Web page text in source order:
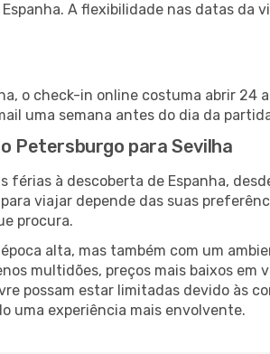
A flexibilidade nas datas da
o check-in online costuma abrir
uma semana antes do dia da
Petersburgo para Sevilha
férias à descoberta de Espanha,
viajar depende das suas
procura.
alta, mas também com um
multidões, preços mais baixos
possam estar limitadas devido às
uma experiência mais envolvente.